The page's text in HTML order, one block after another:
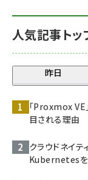
人気記事トッ
昨日
「Proxmox VE
目される理由
クラウドネイテ
Kubernetesを